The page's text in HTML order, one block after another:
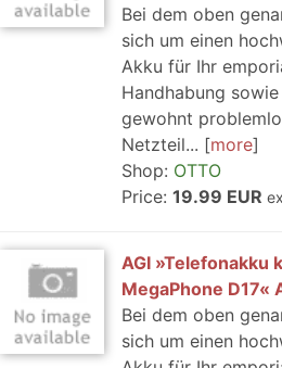
Bei dem oben
sich um einen
Akku für Ihr
Handhabung
gewohnt
Netzteil...
more
Shop: OTTO
Price: 19.99 EUR
AGI »Telefonakku
MegaPhone
Bei dem oben
sich um einen